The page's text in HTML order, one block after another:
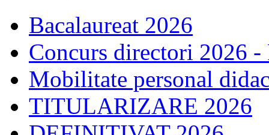
Bacalaureat 2026
Concurs directori 2026 -
Mobilitate personal
TITULARIZARE 2026